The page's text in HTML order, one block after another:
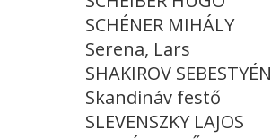
SCHÉNER MIHÁLY
Serena, Lars
SHAKIROV SEBESTYÉN
Skandináv festő
SLEVENSZKY LAJOS